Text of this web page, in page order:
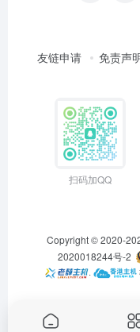
友链申请 免责声
扫码加QQ
Copyright © 2020-
2020018244号-2
·